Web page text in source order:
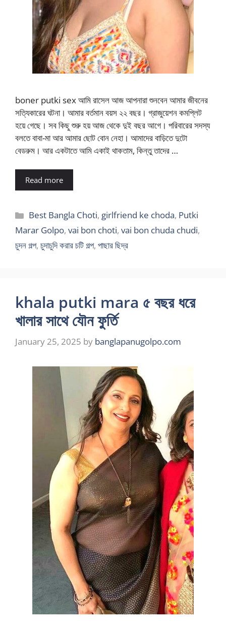
boner putki sex আমি রাসেল আজ আপনারা শুনবেন আমার জীবনের
সত্যিকারের ঘটনা। আমার বর্তমান বয়স ২২ বছর। গ্রাজুয়েশন কমপ্লিট
হয়ে গেছে। সব কিছু শুরু হয় আজ থেকে দুই বছর আগে। পরিবারের সদস্য
বলতে বাবা-মা আর আমার ছোট বোন নেহা। আমাদের বাড়িতে দুটো
বেডরুম। আর একটাতে আমি একাই থাকতাম, কিন্তু তাদের …
Read more
Categories
Best Bangla Choti, girlfriend ke choda, Putki
Marar Golpo, vai bon choti, vai bon chuda chudi,
চুদন গল্প, চুদাচুদি করার চটি গল্প, পাছার ছিদ্র
khala putki mara ৫ বছর ধরে
খালার সাথে যৌন ফুর্তি
January 25, 2025 by banglapanugolpo.com